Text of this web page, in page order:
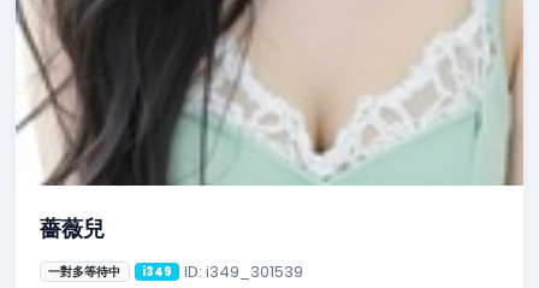
薔薇兒
一對多等待中 i349 ID: i349_301539